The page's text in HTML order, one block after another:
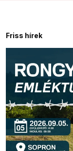
Friss hírek